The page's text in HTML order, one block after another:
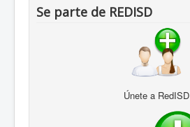
Se parte de REDISD
Únete a RedISD